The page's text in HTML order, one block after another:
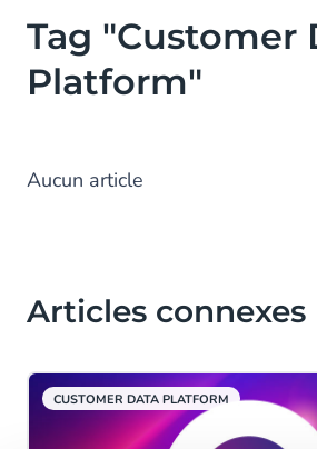
Tag "Customer
Platform"
Aucun article
Articles connexes
CUSTOMER DATA PLATFORM